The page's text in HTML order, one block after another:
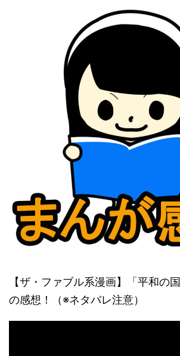
【ザ・ファブル系漫画】「平和の
の感想！（※ネタバレ注意）